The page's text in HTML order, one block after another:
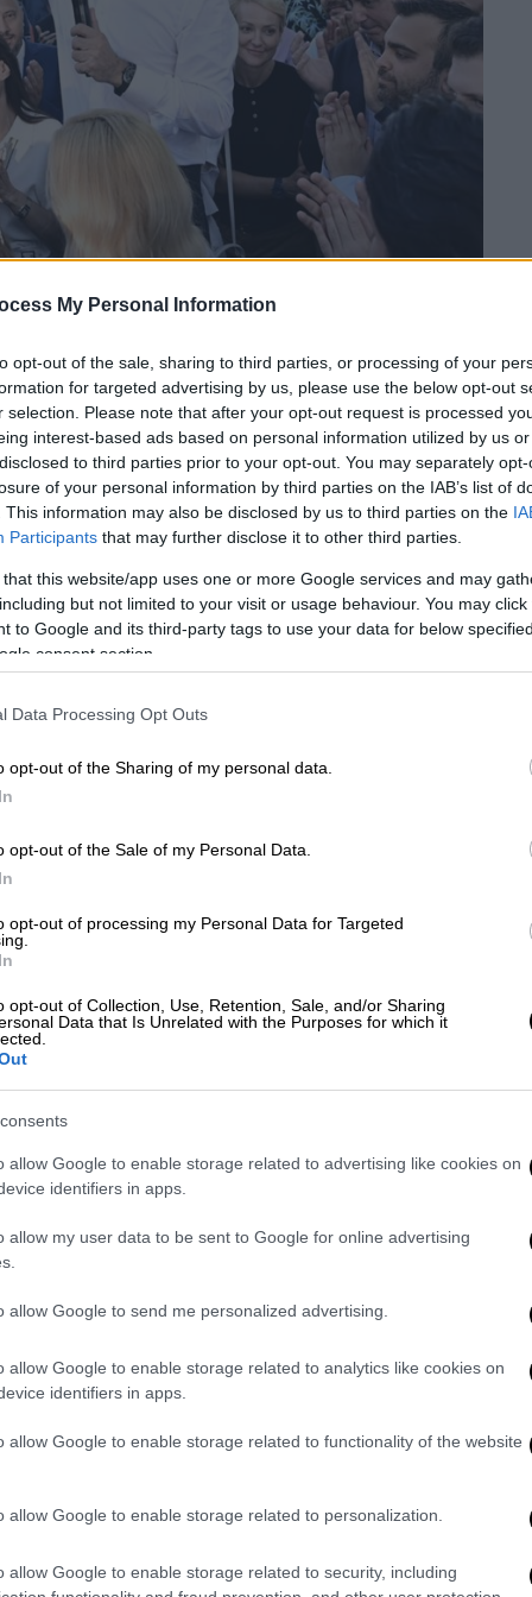
My Personal Information
opt-out of the sale, sharing to third parties, or processing of your
for targeted advertising by us, please use the below opt-out
selection. Please note that after your opt-out request is processed
interest-based ads based on personal information utilized by us
to third parties prior to your opt-out. You may separately
of your personal information by third parties on the IAB’s list of
This information may also be disclosed by us to third parties on the
Participants that may further disclose it to other third parties.
that this website/app uses one or more Google services and may
but not limited to your visit or usage behaviour. You may
to Google and its third-party tags to use your data for below
consent section.
Data Processing Opt Outs
opt-out of the Sharing of my personal data.
opt-out of the Sale of my Personal Data.
opt-out of processing my Personal Data for Targeted
opt-out of Collection, Use, Retention, Sale, and/or Sharing
Data that Is Unrelated with the Purposes for which it
allow Google to enable storage related to advertising like cookies on
identifiers in apps.
allow my user data to be sent to Google for online advertising
allow Google to send me personalized advertising.
allow Google to enable storage related to analytics like cookies on
identifiers in apps.
allow Google to enable storage related to functionality of the website
allow Google to enable storage related to personalization.
allow Google to enable storage related to security, including
το ΕΘΝΟΣ στη Google
τουΑλέξη Τσίπραγια τις πρόσφατες
Μητσοτάκης, μιλώντας για « τζάμπα
αυτά που δεν υπάρχουν».
δεκαετία 80’ και 90’ είναι η ιστορία
πρώτη φορά η Ελλάδα καταφέρνει να
γενιά ένα δυσθεώρητο χρέος που θα
πολιτική - να μειώσουμε φόρους - να
ο πρωθυπουργός από τον δήμο
με απόφαση Φάμελλου - Ποιοι
να ξέρετε ότι θα σας τα πάρει. Εμείς
γίνεται μέρισμα στους πολίτες, χωρίς
εμείς δεν μπορούμε να τάξουμε
την επόμενη μέρα» επισήμανε ο
ΜΜΜ και εμείς έχουμε μηδενίσει το
να ακούσουμε μέχρι τις εκλογές. Μόνο
που τάζουν και δεν μπορούν να τα
το τιμόνι της χώρας σε μια περίοδο
ενοχλούνται από το πραγματικό
σε περίπτωση κρίσης;» διερωτήθηκε σε